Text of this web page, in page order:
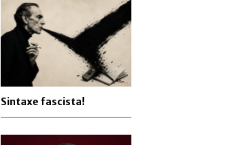
Sintaxe fascista!